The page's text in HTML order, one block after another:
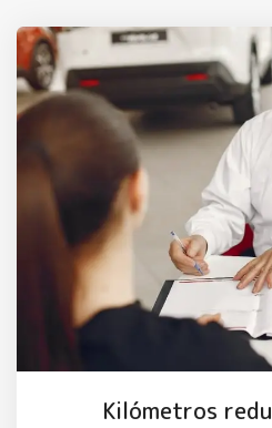
Kilómetros